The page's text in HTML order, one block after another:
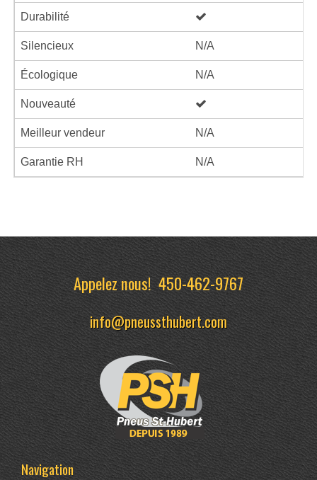
Durabilité
Silencieux N/A
Écologique N/A
Nouveauté
Meilleur vendeur N/A
Garantie RH N/A
Appelez nous!450-462-9767
info@pneussthubert.com
Navigation